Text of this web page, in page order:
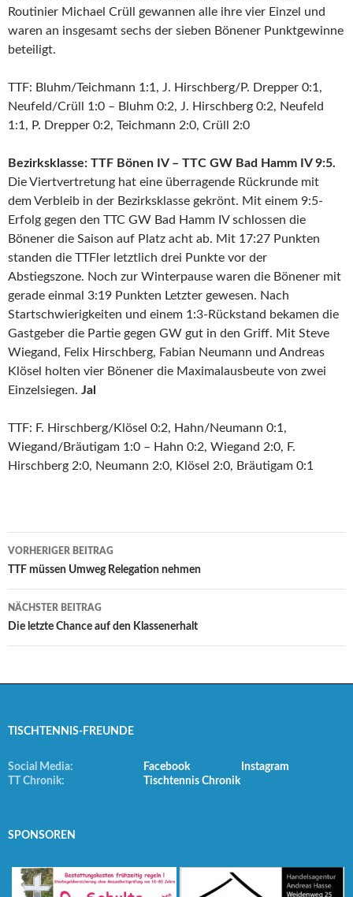
Routinier Michael Crüll gewannen alle ihre vier Einzel und
waren an insgesamt sechs der sieben Bönener Punktgewinne
beteiligt.
TTF: Bluhm/Teichmann 1:1, J. Hirschberg/P. Drepper 0:1,
Neufeld/Crüll 1:0 – Bluhm 0:2, J. Hirschberg 0:2, Neufeld
1:1, P. Drepper 0:2, Teichmann 2:0, Crüll 2:0
Bezirksklasse: TTF Bönen IV – TTC GW Bad Hamm IV 9:5.
Die Viertvertretung hat eine überragende Rückrunde mit
dem Verbleib in der Bezirksklasse gekrönt. Mit einem 9:5-
Erfolg gegen den TTC GW Bad Hamm IV schlossen die
Bönener die Saison auf Platz acht ab. Mit 17:27 Punkten
standen die TTFler letztlich drei Punkte vor der
Abstiegszone. Noch zur Winterpause waren die Bönener mit
gerade einmal 3:19 Punkten Letzter gewesen. Nach
Startschwierigkeiten und einem 1:3-Rückstand bekamen die
Gastgeber die Partie gegen GW gut in den Griff. Mit Steve
Wiegand, Felix Hirschberg, Fabian Neumann und Andreas
Klösel holten vier Bönener die Maximalausbeute von zwei
Einzelsiegen. Jal
TTF: F. Hirschberg/Klösel 0:2, Hahn/Neumann 0:1,
Wiegand/Bräutigam 1:0 – Hahn 0:2, Wiegand 2:0, F.
Hirschberg 2:0, Neumann 2:0, Klösel 2:0, Bräutigam 0:1
Beitrags-
Navigation
VORHERIGER BEITRAG
TTF müssen Umweg Relegation nehmen
NÄCHSTER BEITRAG
Die letzte Chance auf den Klassenerhalt
TISCHTENNIS-FREUNDE
Social Media: Facebook
Instagram
TT Chronik:
Tischtennis Chronik
SPONSOREN